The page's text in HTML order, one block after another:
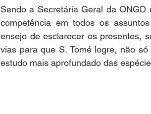
Sendo a Secretária Geral da
competência em todos os
ensejo de esclarecer os presentes,
vias para que S. Tomé logre, não
estudo mais aprofundado das